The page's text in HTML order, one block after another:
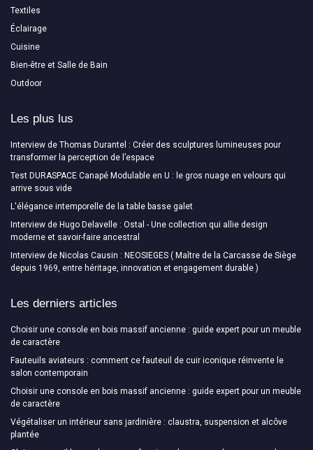
Textiles
Éclairage
Cuisine
Bien-être et Salle de Bain
Outdoor
Les plus lus
Interview de Thomas Durantel : Créer des sculptures lumineuses pour
transformer la perception de l’espace
Test DURASPACE Canapé Modulable en U : le gros nuage en velours qui
arrive sous vide
L'élégance intemporelle de la table basse galet
Interview de Hugo Delavelle : Ostal - Une collection qui allie design
moderne et savoir-faire ancestral
Interview de Nicolas Causin : NEOSIEGES ( Maître de la Carcasse de Siège
depuis 1969, entre héritage, innovation et engagement durable )
Les derniers articles
Choisir une console en bois massif ancienne : guide expert pour un meuble
de caractère
Fauteuils aviateurs : comment ce fauteuil de cuir iconique réinvente le
salon contemporain
Choisir une console en bois massif ancienne : guide expert pour un meuble
de caractère
Végétaliser un intérieur sans jardinière : claustra, suspension et alcôve
plantée